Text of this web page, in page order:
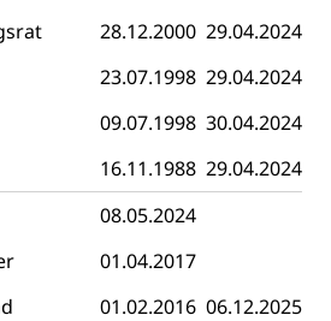
28.12.2000 29.04.2024
23.07.1998 29.04.2024
09.07.1998 30.04.2024
16.11.1988 29.04.2024
08.05.2024
01.04.2017
01.02.2016 06.12.2025
Vergnügungssteuer,